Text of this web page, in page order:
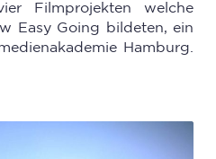
Filmprojekten welche
Easy Going bildeten, ein
Hamburg.